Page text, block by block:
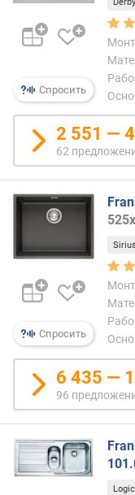
д
и
т
я
Спросить
2 551 —
62
Спросить
Sirius
6 435 —
96